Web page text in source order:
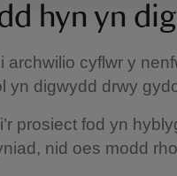
hyn yn
archwilio cyflwr y
yn digwydd drwy
prosiect fod yn
nid oes modd